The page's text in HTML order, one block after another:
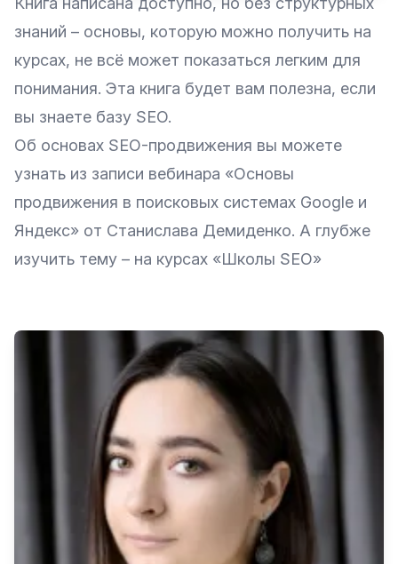
знаний – основы, которую можно получить на
курсах, не всё может показаться легким для
понимания. Эта книга будет вам полезна, если
вы знаете базу SEO.
Об основах SEO-продвижения вы можете
узнать из записи вебинара «Основы
продвижения в поисковых системах Google и
Яндекс» от Станислава Демиденко. А глубже
изучить тему – на курсах «Школы SEO»